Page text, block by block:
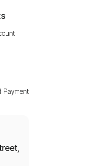
Payment